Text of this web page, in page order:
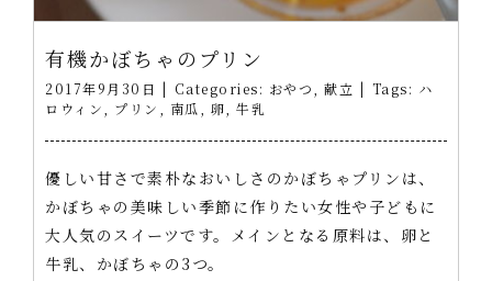
有機かぼちゃのプリン
2017年9月30日 | Categories: おやつ 献立 | Tags: ハ
ロウィン
プリン 南瓜 卵 牛乳
優しい甘さで素朴なおいしさのかぼちゃプリンは、
かぼちゃの美味しい季節に作りたい女性や子どもに
大人気のスイーツです。メインとなる原料は、卵と
牛乳、かぼちゃの3つ。